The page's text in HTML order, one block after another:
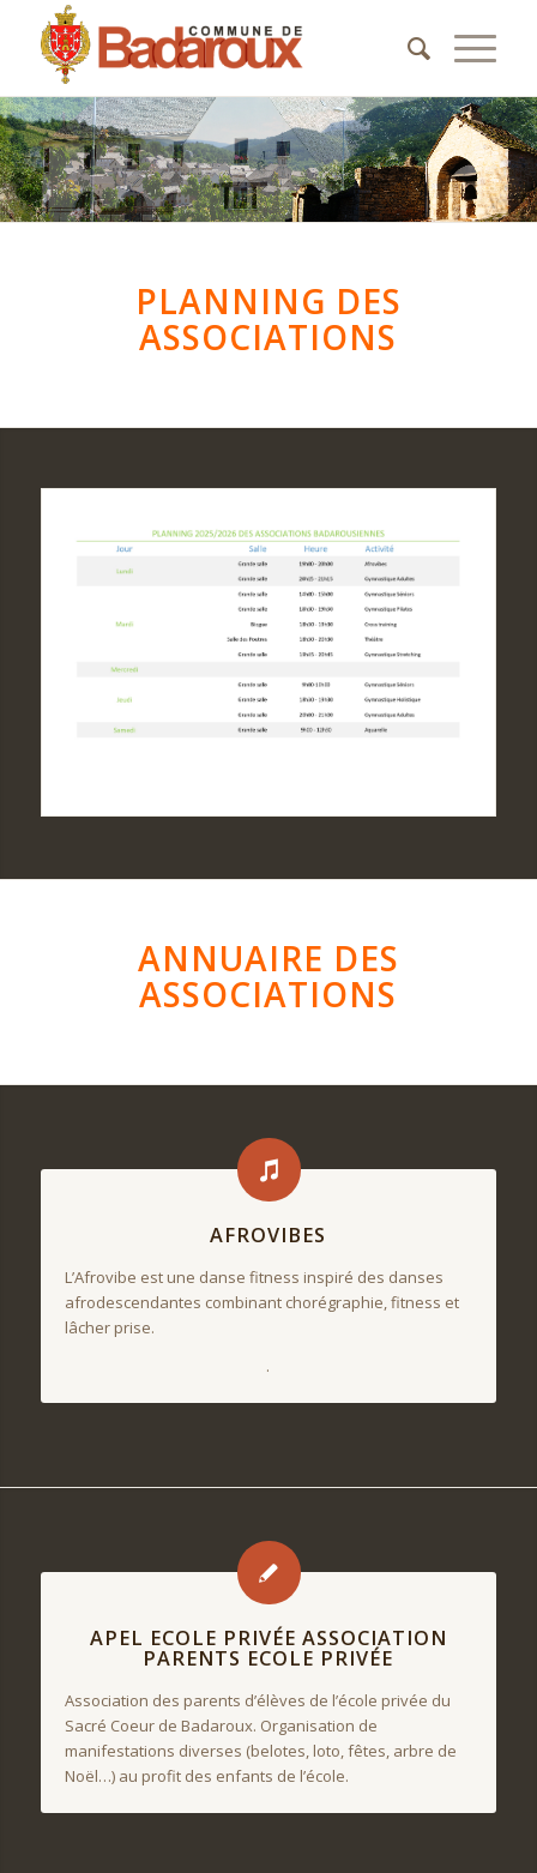
PLANNING DES
ASSOCIATIONS
ANNUAIRE DES
ASSOCIATIONS
AFROVIBES
L’Afrovibe est une danse fitness inspiré des danses
afrodescendantes combinant chorégraphie, fitness et
lâcher prise.
.
APEL ECOLE PRIVÉE ASSOCIATION
PARENTS ECOLE PRIVÉE
Association des parents d’élèves de l’école privée du
Sacré Coeur de Badaroux. Organisation de
manifestations diverses (belotes, loto, fêtes, arbre de
Noël…) au profit des enfants de l’école.